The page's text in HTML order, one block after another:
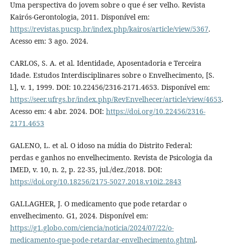
Uma perspectiva do jovem sobre o que é ser velho. Revista
Kairós-Gerontologia, 2011. Disponível em:
https://revistas.pucsp.br/index.php/kairos/article/view/5367.
Acesso em: 3 ago. 2024.
CARLOS, S. A. et al. Identidade, Aposentadoria e Terceira
Idade. Estudos Interdisciplinares sobre o Envelhecimento, [S.
l.], v. 1, 1999. DOI: 10.22456/2316-2171.4653. Disponível em:
https://seer.ufrgs.br/index.php/RevEnvelhecer/article/view/4653.
Acesso em: 4 abr. 2024. DOI: https://doi.org/10.22456/2316-
2171.4653
GALENO, L. et al. O idoso na mídia do Distrito Federal:
perdas e ganhos no envelhecimento. Revista de Psicologia da
IMED, v. 10, n. 2, p. 22-35, jul./dez./2018. DOI:
https://doi.org/10.18256/2175-5027.2018.v10i2.2843
GALLAGHER, J. O medicamento que pode retardar o
envelhecimento. G1, 2024. Disponível em:
https://g1.globo.com/ciencia/noticia/2024/07/22/o-
medicamento-que-pode-retardar-envelhecimento.ghtml.